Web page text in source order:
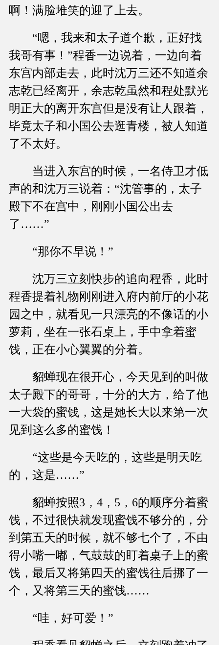
啊！满脸堆笑的迎了上去。
“嗯，我来和太子道个歉，正好找
我哥有事！”程香一边说着，一边向着
东宫内部走去，此时沈万三还不知道余
志乾已经离开，余志乾虽然和程处默光
明正大的离开东宫但是没有让人跟着，
毕竟太子和小国公去逛青楼，被人知道
了不太好。
当进入东宫的时候，一名侍卫才低
声的和沈万三说着：“沈管事的，太子
殿下不在宫中，刚刚小国公出去
了……”
“那你不早说！”
沈万三立刻快步的追向程香，此时
程香提着礼物刚刚进入府内前厅的小花
园之中，就看见一只漂亮的不像话的小
萝莉，坐在一张石桌上，手中拿着蜜
饯，正在小心翼翼的分着。
貂蝉现在很开心，今天见到的叫做
太子殿下的哥哥，十分的大方，给了他
一大袋的蜜饯，这是她长大以来第一次
见到这么多的蜜饯！
“这些是今天吃的，这些是明天吃
的，这是……”
貂蝉按照3，4，5，6的顺序分着蜜
饯，不过很快就发现蜜饯不够分的，分
到第五天的时候，就不够七个了，不由
得小嘴一嘟，气鼓鼓的盯着桌子上的蜜
饯，最后又将第四天的蜜饯往后挪了一
个，又将第三天的蜜饯……
“哇，好可爱！”